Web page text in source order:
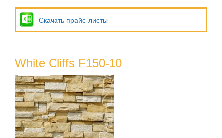
Скачать прайс-листы
White Cliffs F150-10